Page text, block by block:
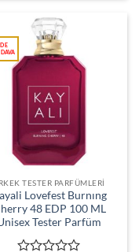
TESTER PARFÜMLERI
Lovefest Burnıng
48 EDP 100 ML
Tester Parfüm